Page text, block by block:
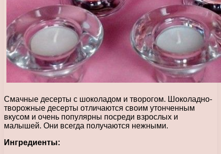
Смачные десерты с шоколадом и творогом. Шоколадно-
творожные десерты отличаются своим утонченным
вкусом и очень популярны посреди взрослых и
малышей. Они всегда получаются нежными.
Ингредиенты: